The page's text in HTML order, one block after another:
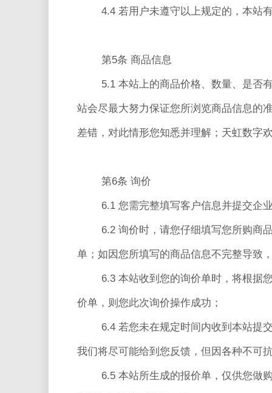
4.4 若用户未遵守以上规定的，本站
第5条 商品信息
5.1 本站上的商品价格、数量、是否
站会尽最大努力保证您所浏览商品信息的
差错，对此情形您知悉并理解；天虹数字
第6条 询价
6.1 您需完整填写客户信息并提交企
6.2 询价时，请您仔细填写您所购商
单；如因您所填写的商品信息不完整导致
6.3 本站收到您的询价单时，将根据
价单，则您此次询价操作成功；
6.4 若您未在规定时间内收到本站提
我们将尽可能给到您反馈，但因各种不可
6.5 本站所生成的报价单，仅供您做